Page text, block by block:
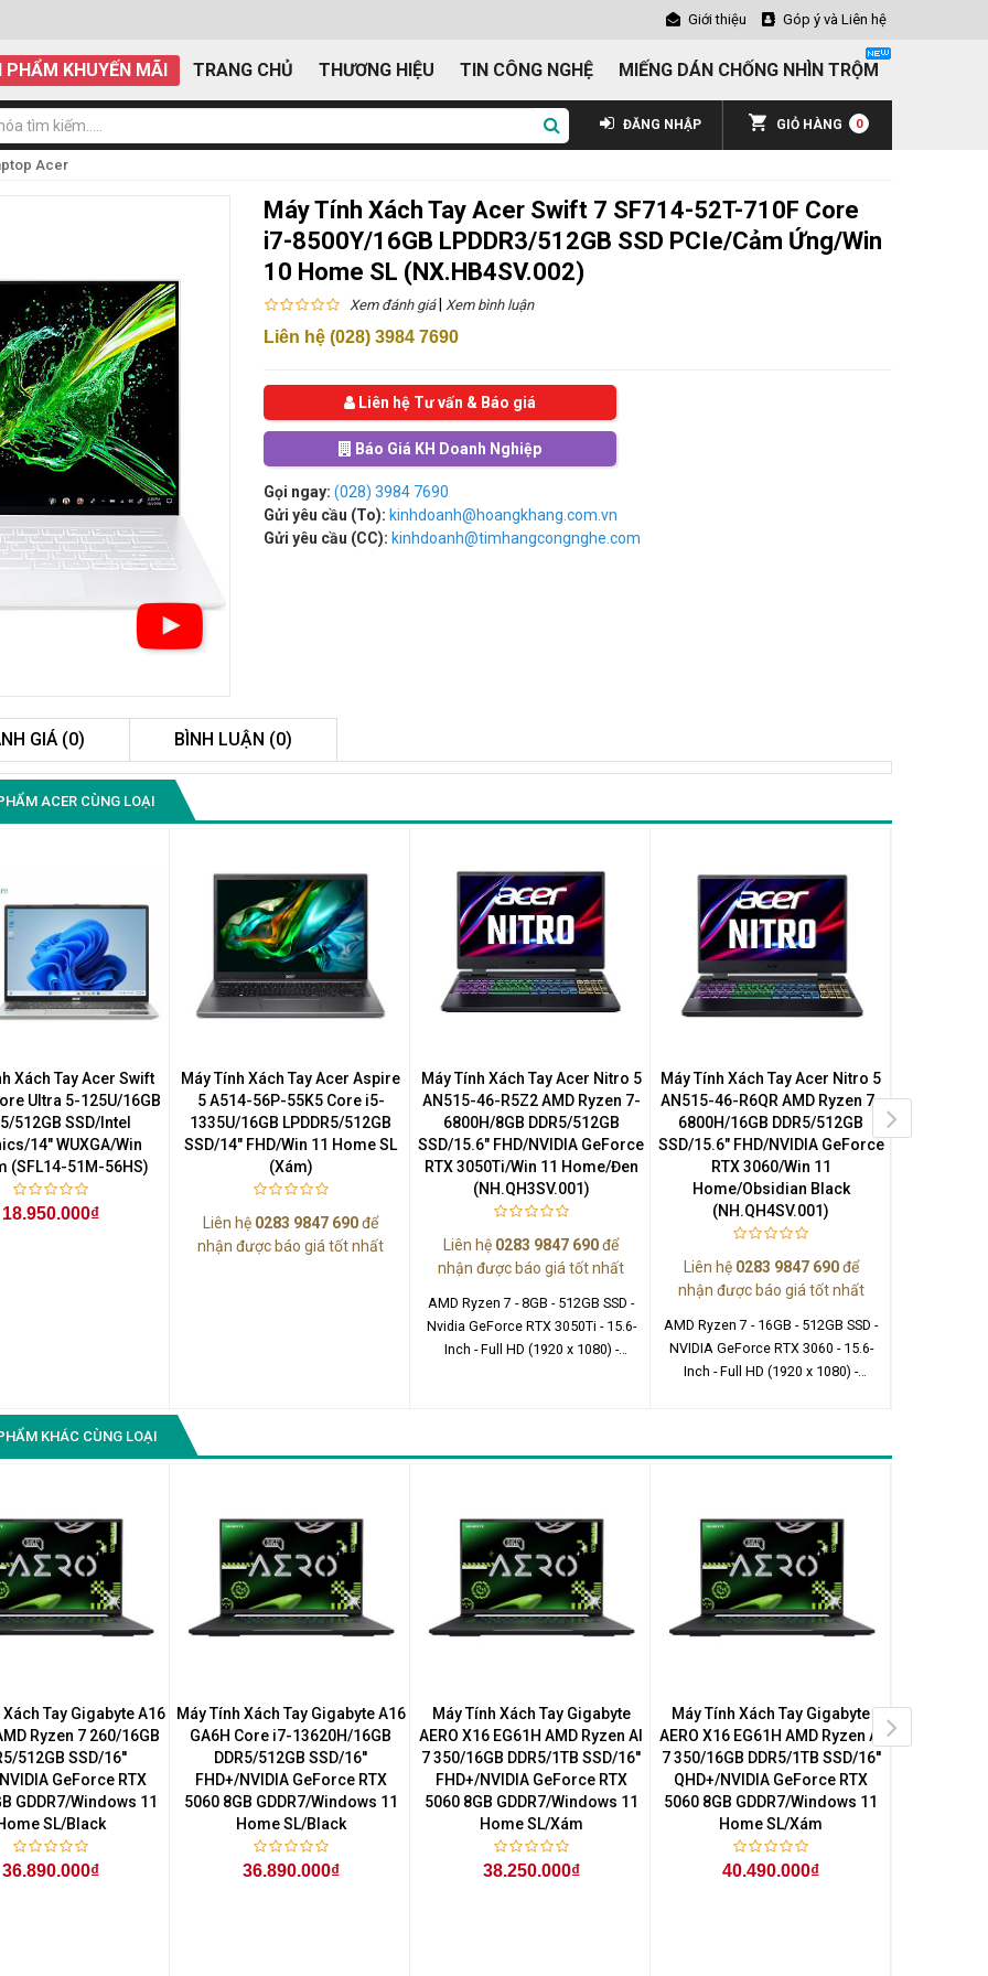
Giới thiệu Góp ý và Liên hệ
PHẨM KHUYẾN MÃI TRANG CHỦ THƯƠNG HIỆU TIN CÔNG NGHỆ MIẾNG DÁN CHỐNG NHÌN TRỘM
GIỎ HÀNG 0
ĐĂNG NHẬP
Acer
Máy Tính Xách Tay Acer Swift 7 SF714-52T-710F Core
i7-8500Y/16GB LPDDR3/512GB SSD PCIe/Cảm Ứng/Win
10 Home SL (NX.HB4SV.002)
Xem đánh giá| Xem bình luận
Liên hệ (028) 3984 7690
Liên hệ Tư vấn & Báo giá
Báo Giá KH Doanh Nghiệp
Gọi ngay: (028) 3984 7690
Gửi yêu cầu (To): kinhdoanh@hoangkhang.com.vn
Gửi yêu cầu (CC): kinhdoanh@timhangcongnghe.com
Màn Hình Quảng Cáo
nhất
Màn Hình Máy Tính Lenovo
D19-10 18.5"...
2.150.000₫
Màn Hình Quảng Cáo
Liên hệ0283 9847 690
để nhận báo giá tốt
nhất
GIÁ (0) BÌNH LUẬN (0)
ACER CÙNG LOẠI
Xách Tay Acer Swift
Ultra 5-125U/16GB
512GB SSD/Intel
14" WUXGA/Win
(SFL14-51M-56HS)
18.950.000₫
Máy Tính Xách Tay Acer Aspire
5 A514-56P-55K5 Core i5-
1335U/16GB LPDDR5/512GB
SSD/14" FHD/Win 11 Home SL
(Xám)
Liên hệ 0283 9847 690để
nhận được báo giá tốt nhất
Máy Tính Xách Tay Acer Nitro 5
AN515-46-R5Z2 AMD Ryzen 7-
6800H/8GB DDR5/512GB
SSD/15.6" FHD/NVIDIA GeForce
RTX 3050Ti/Win 11 Home/Đen
(NH.QH3SV.001)
Liên hệ 0283 9847 690để
nhận được báo giá tốt nhất
AMD Ryzen 7 - 8GB - 512GB SSD -
Nvidia GeForce RTX 3050Ti - 15.6-
Inch - Full HD (1920 x 1080) -
Máy Tính Xách Tay Acer Nitro 5
AN515-46-R6QR AMD Ryzen 7-
6800H/16GB DDR5/512GB
SSD/15.6" FHD/NVIDIA GeForce
RTX 3060/Win 11
Home/Obsidian Black
(NH.QH4SV.001)
Liên hệ 0283 9847 690để
nhận được báo giá tốt nhất
AMD Ryzen 7 - 16GB - 512GB SSD -
NVIDIA GeForce RTX 3060 - 15.6-
Inch - Full HD (1920 x 1080) -
3 A314-35-
KHÁC CÙNG LOẠI
Tay Gigabyte A16
Ryzen 7 260/16GB
512GB SSD/16''
GeForce RTX
GDDR7/Windows 11
SL/Black
36.890.000₫
Máy Tính Xách Tay Gigabyte A16
GA6H Core i7-13620H/16GB
DDR5/512GB SSD/16''
FHD+/NVIDIA GeForce RTX
5060 8GB GDDR7/Windows 11
Home SL/Black
36.890.000₫
Máy Tính Xách Tay Gigabyte
AERO X16 EG61H AMD Ryzen AI
7 350/16GB DDR5/1TB SSD/16''
FHD+/NVIDIA GeForce RTX
5060 8GB GDDR7/Windows 11
Home SL/Xám
38.250.000₫
Máy Tính Xách Tay Gigabyte
AERO X16 EG61H AMD Ryzen AI
7 350/16GB DDR5/1TB SSD/16''
QHD+/NVIDIA GeForce RTX
5060 8GB GDDR7/Windows 11
Home SL/Xám
40.490.000₫
Máy Tính